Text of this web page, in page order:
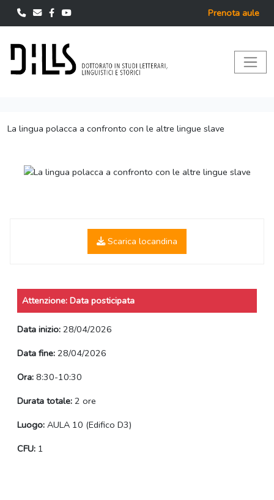
Prenota aule
La lingua polacca a confronto con le altre lingue slave
Scarica locandina
Attenzione: Data posticipata
Data inizio: 28/04/2026
Data fine: 28/04/2026
Ora: 8:30-10:30
Durata totale: 2 ore
Luogo: AULA 10 (Edifico D3)
CFU: 1